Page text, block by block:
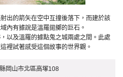
出的箭矢在空中互撞後落下，而建於該
內有據說是溫羅拋擲的巨石。
以及溫羅的據點鬼之城兩處之間。此處
裡試著感受這個故事的世界觀。
岡山市北區高塚108